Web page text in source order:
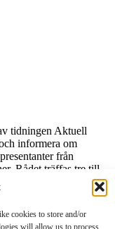
cookies to store and/or
will allow us to process
tidningen Aktuell
informera om
från
Rådet träffas tre till